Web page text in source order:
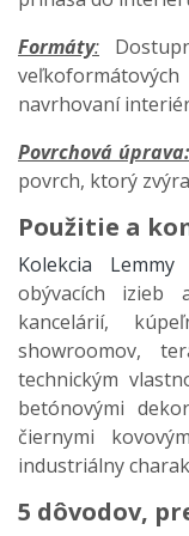
Formáty:
navrhovaní
Povrchová úprava:
povrch, ktorý
Použitie a
Kolekcia Lemmy
obývacích izieb
kancelárií,
showroomov,
technickým
betónovými
čiernymi
industriálny
5 dôvodov,